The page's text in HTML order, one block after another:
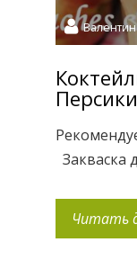
Закваска
Читать